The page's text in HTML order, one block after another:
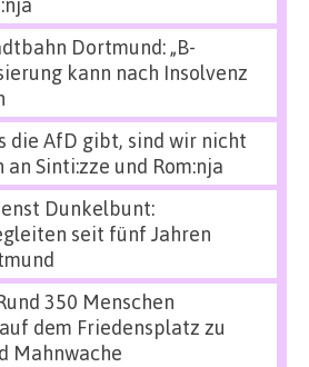
Dortmund: „B-
kann nach Insolvenz
die AfD gibt, sind wir nicht
an Sinti:zze und Rom:nja
Dunkelbunt:
seit fünf Jahren
350 Menschen
dem Friedensplatz zu
Mahnwache